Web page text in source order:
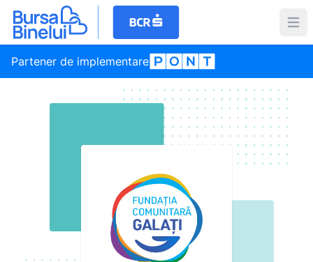
Partener de implementare